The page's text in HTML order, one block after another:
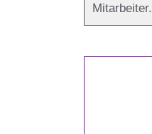
Mitarbeiter.